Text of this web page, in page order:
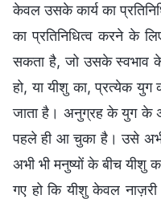
केवल उसके कार्य का
का प्रतिनिधित्व करने के
सकता है, जो उसके स्वभाव
हो, या यीशु का, प्रत्येक युग
जाता है। अनुग्रह के युग के
पहले ही आ चुका है। उसे
अभी भी मनुष्यों के बीच
गए हो कि यीशु केवल